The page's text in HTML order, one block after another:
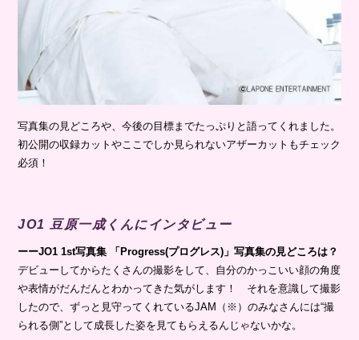
写真集の見どころや、今後の目標までたっぷりと語ってくれました。
初公開の収録カットやここでしか見られないアザーカットもチェック
必須！
JO1 豆原一成くんにインタビュー
ーーJO1 1st写真集 「Progress(プログレス)」写真集の見どころは？
デビューしてからたくさんの撮影をして、自分のかっこいい顔の角度
や表情がだんだんとわかってきた気がします！ それを意識して撮影
したので、ずっと見守ってくれているJAM（※）のみなさんには“撮
られる側”として成長した姿を見てもらえるんじゃないかな。